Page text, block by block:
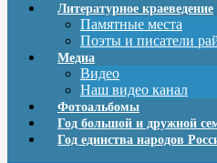
Литературное краеведение
Памятные места
Поэты и писатели
Медиа
Видео
Наш видео канал
Фотоальбомы
Год большой и дружной
Год единства народов